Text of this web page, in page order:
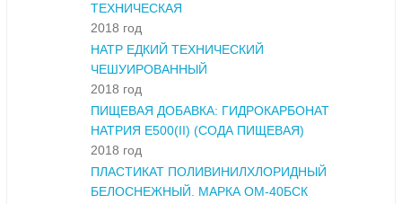
ТЕХНИЧЕСКАЯ
2018 год
НАТР ЕДКИЙ ТЕХНИЧЕСКИЙ
ЧЕШУИРОВАННЫЙ
2018 год
ПИЩЕВАЯ ДОБАВКА: ГИДРОКАРБОНАТ
НАТРИЯ Е500(II) (СОДА ПИЩЕВАЯ)
2018 год
ПЛАСТИКАТ ПОЛИВИНИЛХЛОРИДНЫЙ
БЕЛОСНЕЖНЫЙ. МАРКА ОМ-40БСК